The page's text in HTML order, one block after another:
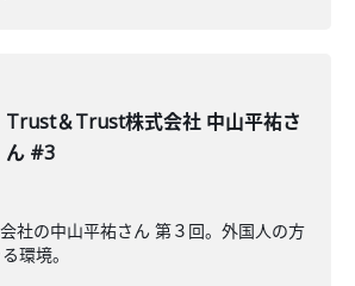
Trust＆Trust株式会社 中山平祐さ
ん #3
社の中山平祐さん 第３回。外国人の方
環境。